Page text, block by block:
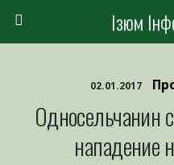
Ізюм
02.01.2017
Односельчанин
нападение